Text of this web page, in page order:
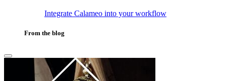
Integrate Calameo into your workflow
From the blog